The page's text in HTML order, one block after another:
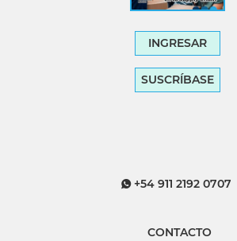
INGRESAR
SUSCRÍBASE
+54 911 2192 0707
CONTACTO